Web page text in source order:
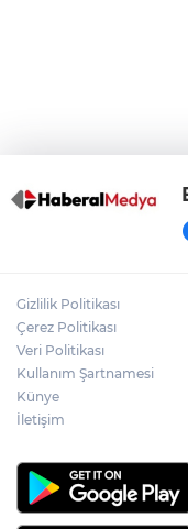
Gizlilik Politikası
Çerez Politikası
Veri Politikası
Kullanım Şartnamesi
Künye
İletişim